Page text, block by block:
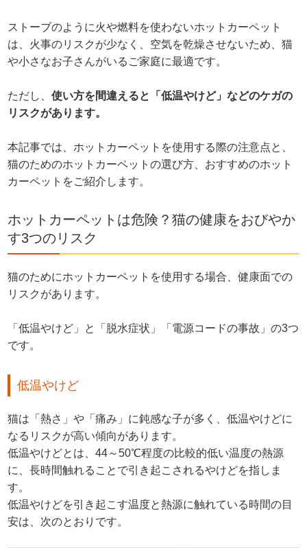
ストーブのように火や燃料を使わないホットカーペット
は、火事のリスクが少なく、空気を乾燥させないため、猫
や小さなお子さんがいるご家庭に最適です。
ただし、使い方を間違えると「低温やけど」などのケガの
リスクがあります。
本記事では、ホットカーペットを使用する際の注意点と、
猫のためのホットカーペットの選び方、おすすめのホット
カーペットをご紹介します。
ホットカーペットは危険？猫の健康をおびやか
す3つのリスク
猫のためにホットカーペットを使用する場合、健康面での
リスクがあります。
「低温やけど」と「脱水症状」「電源コードの事故」の3つ
です。
低温やけど
猫は「熱さ」や「痛み」に鈍感な子が多く、低温やけどに
なるリスクが高い傾向があります。
低温やけどとは、44～50℃程度の比較的低い温度の熱源
に、長時間触れることで引き起こされるやけどを指しま
す。
低温やけどを引き起こす温度と熱源に触れている時間の目
安は、次のとおりです。